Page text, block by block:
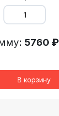
5760 ₽
В корзину